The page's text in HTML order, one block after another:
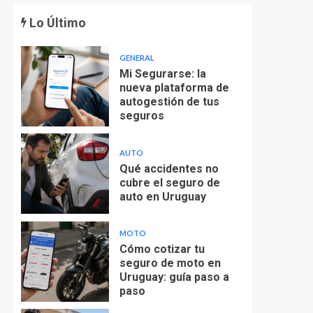
Lo Último
GENERAL
Mi Segurarse: la
nueva plataforma de
autogestión de tus
seguros
AUTO
Qué accidentes no
cubre el seguro de
auto en Uruguay
MOTO
Cómo cotizar tu
seguro de moto en
Uruguay: guía paso a
paso